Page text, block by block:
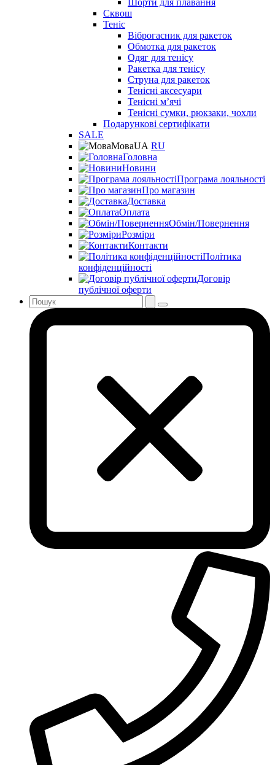
Сквош
Теніс
Віброгасник для ракеток
Обмотка для ракеток
Одяг для тенісу
Ракетка для тенісу
Струна для ракеток
Тенісні аксесуари
Тенісні мʼячі
Тенісні сумки, рюкзаки, чохли
Подарункові сертифікати
SALE
МоваUA RU
Головна
Новини
Програма лояльності
Про магазин
Доставка
Оплата
Обмін/Повернення
Розміри
Контакти
Політика
конфіденційності
Договір
публічної оферти